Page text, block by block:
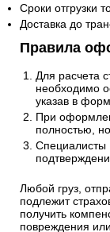
Сроки отгрузки
Доставка до
Правила
Для расчета
необходимо
указав в
При
полностью,
Специалисты
Любой груз,
подлежит
получить
повреждения